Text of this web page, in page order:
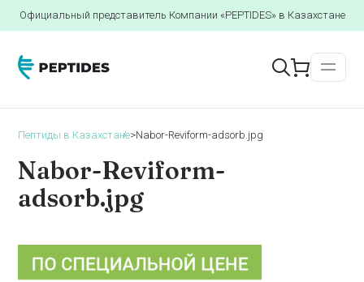
Официальный представитель Компании «PEPTIDES» в Казахстане
Пептиды в Казахстане>Nabor-Reviform-adsorb.jpg
Nabor-Reviform-
adsorb.jpg